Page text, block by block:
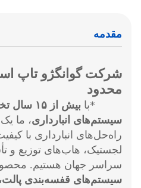
مقدمه
شرکت گوانگژو تاپ
محدود
*با
بیش از
سیستم‌های انبارداری، ما
راه‌حل‌های انبارداری با
لجستیک، هاب‌های توزیع و
سراسر جهان هستیم.
سیستم‌های قفسه‌بندی